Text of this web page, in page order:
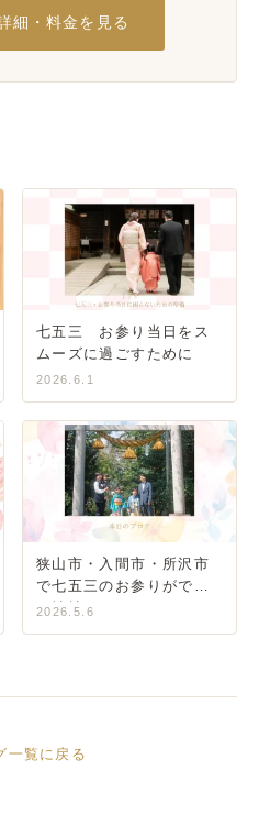
細・料金を見る
七五三 お参り当日をス
ムーズに過ごすために
2026.6.1
狭山市・入間市・所沢市
で七五三のお参りができ
る神社
2026.5.6
一覧に戻る